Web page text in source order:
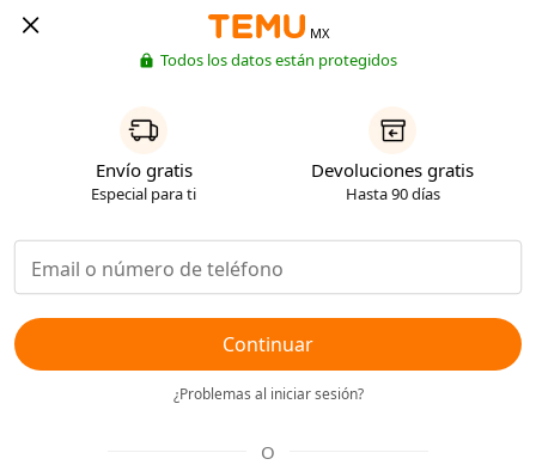
MX
Todos los datos están protegidos
Envío gratis
Especial para ti
Devoluciones gratis
Hasta 90 días
Continuar
¿Problemas al iniciar sesión?
O